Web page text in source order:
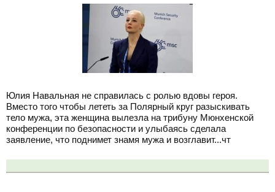
Юлия Навальная не справилась с ролью вдовы героя.
Вместо того чтобы лететь за Полярный круг разыскивать
тело мужа, эта женщина вылезла на трибуну Мюнхенской
конференции по безопасности и улыбаясь сделала
заявление, что поднимет знамя мужа и возглавит...чт